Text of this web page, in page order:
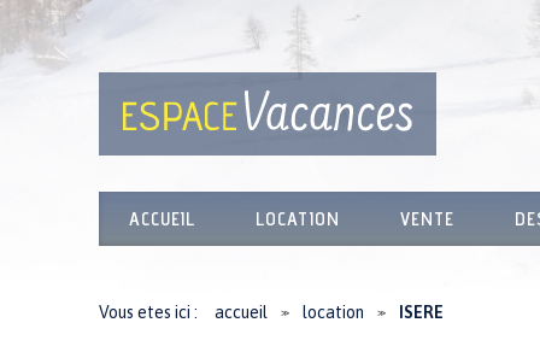
ACCUEIL LOCATION VENTE
Vous etes ici : accueil ≫ location ≫ ISERE